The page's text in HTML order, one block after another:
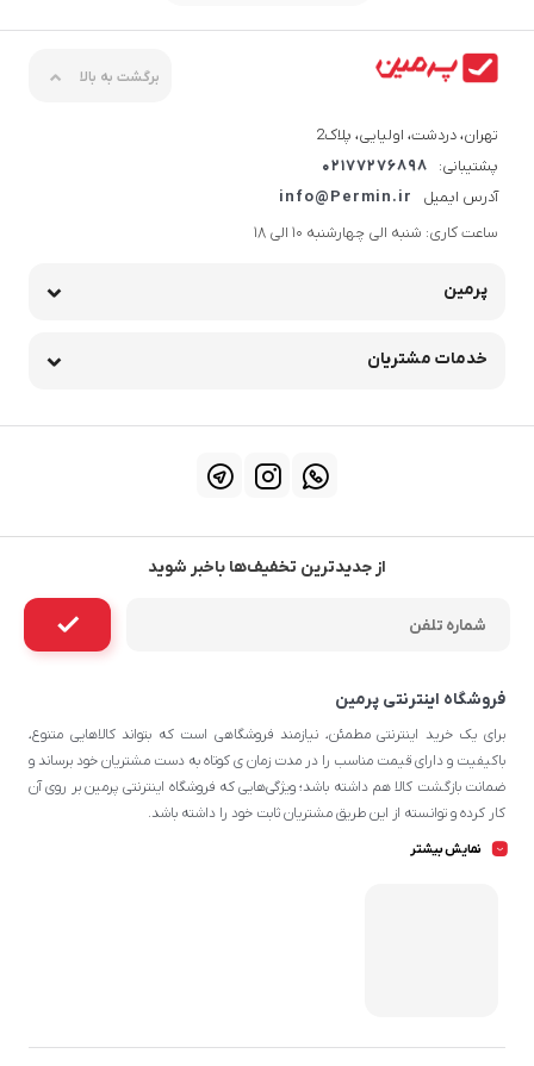
برگشت به بالا
تهران، دردشت، اولیایی، پلاک2
پشتیبانی:
02177276898
آدرس ایمیل
info@Permin.ir
ساعت کاری: شنبه الی چهارشنبه 10 الی 18
پرمین
خدمات مشتریان
از جدیدترین تخفیف‌ها باخبر شوید
فروشگاه اینترنتی پرمین
برای یک خرید اینترنتی مطمئن، نیازمند فروشگاهی است که بتواند کالاهایی متنوع،
باکیفیت و دارای قیمت مناسب را در مدت زمان ی کوتاه به دست مشتریان خود برساند و
ضمانت بازگشت کالا هم داشته باشد؛ ویژگی‌هایی که فروشگاه اینترنتی پرمین بر روی آن‌
کار کرده و توانسته از این طریق مشتریان ثابت خود را داشته باشد.
چه محصولاتی در پرمین قابل سفارش
نمایش بیشتر